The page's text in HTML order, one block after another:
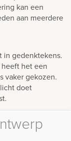
kan een
aan meerdere
in gedenktekens.
het een
vaker gekozen.
doet